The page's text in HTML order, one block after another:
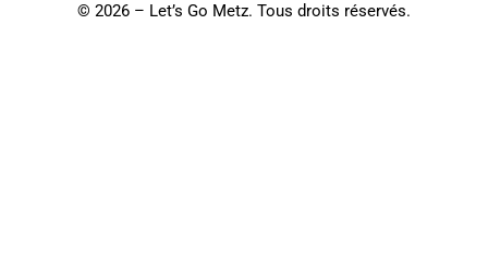
© 2026 – Let’s Go Metz. Tous droits réservés.